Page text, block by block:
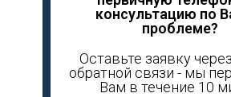
консультацию по
проблеме?
Оставьте заявку
обратной связи - мы
Вам в течение 10